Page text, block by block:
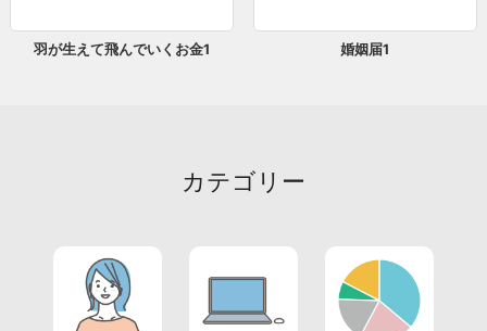
羽が生えて飛んでいくお金1 婚姻届1
カテゴリー